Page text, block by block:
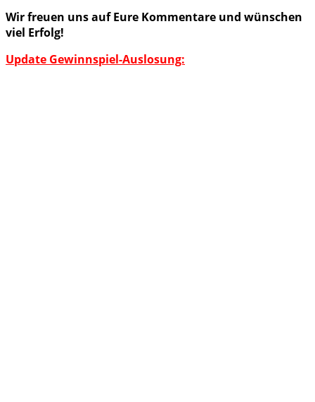
Wir freuen uns auf Eure Kommentare und wünschen
viel Erfolg!
Update Gewinnspiel-Auslosung: